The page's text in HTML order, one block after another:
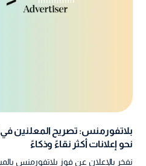
بلاتفورمنس: تصريح المعلنين
نحو إعلانات أكثر نقاءً وذكاءً
نفخر بالإعلان عن فوز بلاتفورمنس